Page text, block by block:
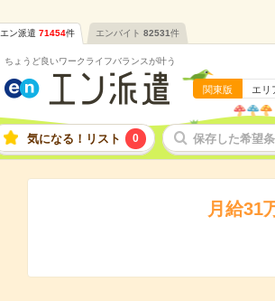
エン派遣 71454件 エンバイト 82531件
ちょうど良いワークライフバランスが叶う
関東版 エリ
気になる！リスト 0 保存した希望
月給31